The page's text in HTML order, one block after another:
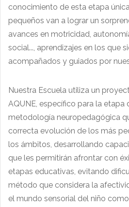
conocimiento de esta etapa
pequeños van a lograr un
avances en motricidad,
social..., aprendizajes en los que
acompañados y guiados por
Nuestra Escuela utiliza un
AQUNE, específico para la etapa
metodología neuropedagógica
correcta evolución de los más
los ámbitos, desarrollando
que les permitirán afrontar con
etapas educativas, evitando
método que considera la
el mundo sensorial del niño